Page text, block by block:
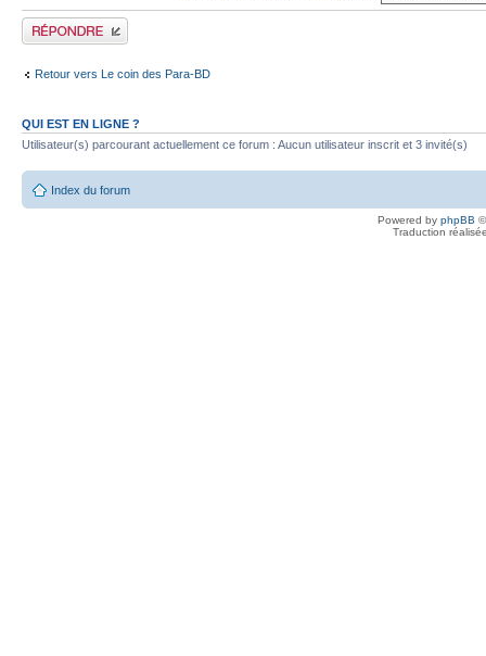
Publier une réponse
Retour vers Le coin des Para-BD
QUI EST EN LIGNE ?
Utilisateur(s) parcourant actuellement ce forum : Aucun utilisateur inscrit et 3 invité(s)
Index du forum
Powered by phpBB
Traduction